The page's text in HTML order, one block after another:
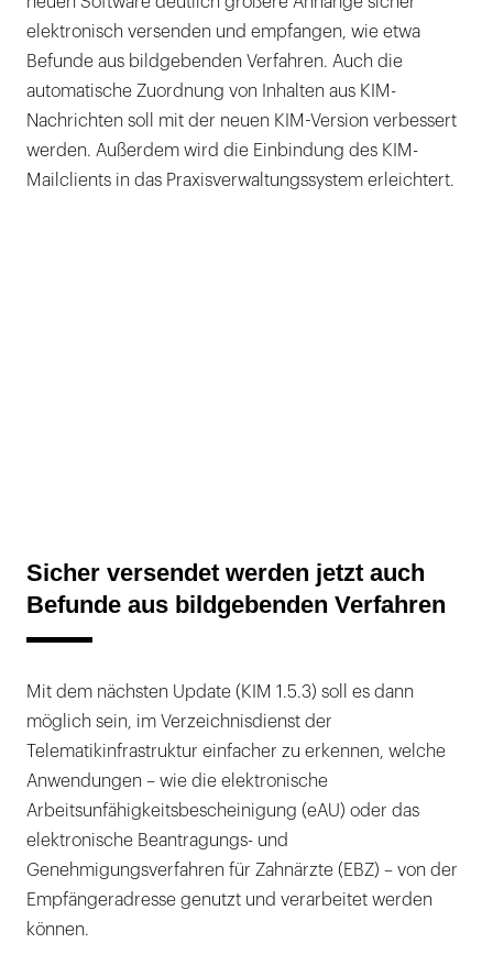
elektronisch versenden und empfangen, wie etwa
Befunde aus bildgebenden Verfahren. Auch die
automatische Zuordnung von Inhalten aus KIM-
Nachrichten soll mit der neuen KIM-Version verbessert
werden. Außerdem wird die Einbindung des KIM-
Mailclients in das Praxisverwaltungssystem erleichtert.
Sicher versendet werden jetzt auch
Befunde aus bildgebenden Verfahren
Mit dem nächsten Update (KIM 1.5.3) soll es dann
möglich sein, im Verzeichnisdienst der
Telematikinfrastruktur einfacher zu erkennen, welche
Anwendungen – wie die elektronische
Arbeitsunfähigkeitsbescheinigung (eAU) oder das
elektronische Beantragungs- und
Genehmigungsverfahren für Zahnärzte (EBZ) – von der
Empfängeradresse genutzt und verarbeitet werden
können.